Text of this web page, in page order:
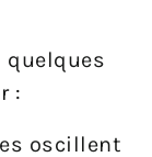
quelques
:
oscillent